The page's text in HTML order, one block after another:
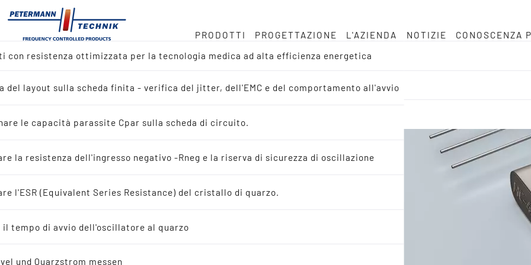
PRODOTTI PROGETTAZIONE
in MHz
L'AZIENDA NOTIZIE
CONOSCENZA
con resistenza ottimizzata per la tecnologia medica ad alta efficienza energetica
del layout sulla scheda finita - verifica del jitter, dell'EMC e del comportamento all'avvio
le capacità parassite Cpar sulla scheda di circuito.
la resistenza dell'ingresso negativo -Rneg e la riserva di sicurezza di oscillazione
l'ESR (Equivalent Series Resistance) del cristallo di quarzo.
il tempo di avvio dell'oscillatore al quarzo
und Quarzstrom messen